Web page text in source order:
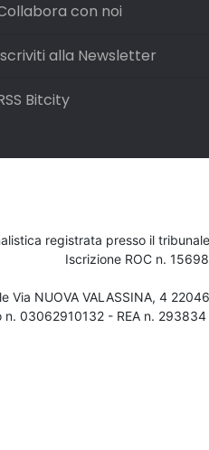
con noi
alla Newsletter
Bitcity
registrata presso il
Iscrizione ROC n. 15698
Via NUOVA VALASSINA, 4
03062910132 - REA n. 293834